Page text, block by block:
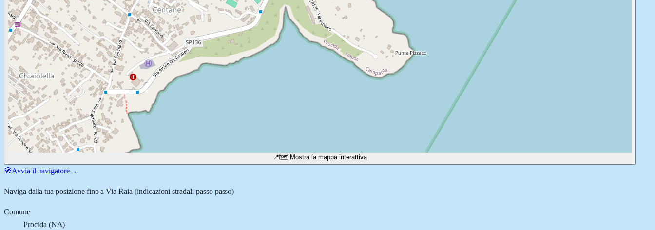
📍🗺️ Mostra la mappa interattiva
🧭Avvia il navigatore→
Naviga dalla tua posizione fino aVia Raia (indicazioni stradali passo passo)
Comune
Procida (NA)